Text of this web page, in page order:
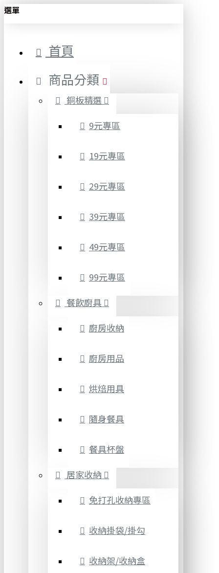
選單
首頁
商品分類
銅板精選
9元專區
19元專區
29元專區
39元專區
49元專區
99元專區
餐飲廚具
廚房收納
廚房用品
烘焙用具
隨身餐具
餐具杯盤
居家收納
免打孔收納專區
收納掛袋/掛勾
收納架/收納盒